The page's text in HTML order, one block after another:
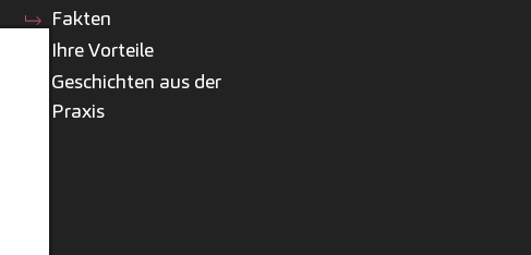
Fakten
Ihre Vorteile
Geschichten aus der
Praxis